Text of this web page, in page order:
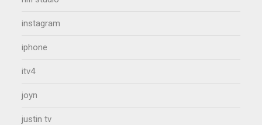
instagram
iphone
itv4
joyn
justin tv